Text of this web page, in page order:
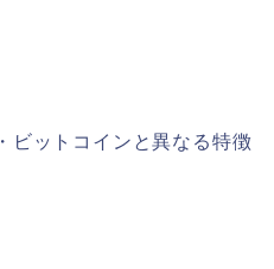
・ビットコインと異なる特徴